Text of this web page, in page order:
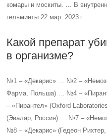
комары и москиты. … В
гельминты.22 мар. 2023 г.
Какой препарат
в организме?
№1 – «Декарис» … №2 –
Фарма, Польша) … №4 –
– «Пирантел» (Oxford
(Эвалар, Россия) … №7 –
№8 – «Декарис» (Гедеон